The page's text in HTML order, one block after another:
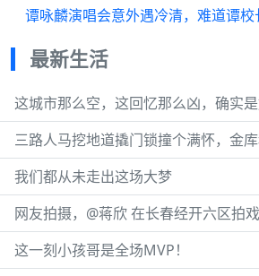
谭咏麟演唱会意外遇冷清，难道谭校
最新生活
这城市那么空，这回忆那么凶，确实
三路人马挖地道撬门锁撞个满怀，金
我们都从未走出这场大梦
网友拍摄，@蒋欣 在长春经开六区拍
这一刻小孩哥是全场MVP！